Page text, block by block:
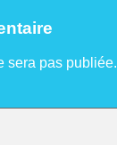
sera pas publiée.